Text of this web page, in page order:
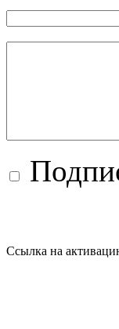
Ссылка на